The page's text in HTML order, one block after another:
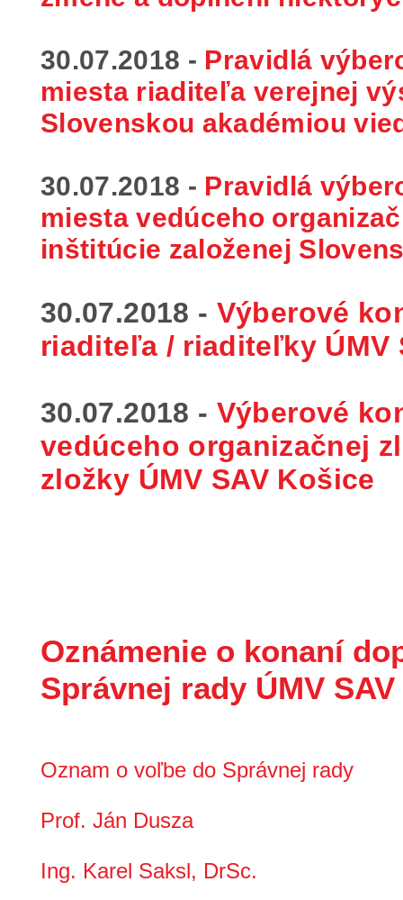
30.07.2018 - Pravidlá
miesta riaditeľa verejnej
Slovenskou akadémiou
30.07.2018 - Pravidlá
miesta vedúceho
inštitúcie založenej
30.07.2018 - Výberové
riaditeľa / riaditeľkyÚMV
30.07.2018 - Výberové
vedúceho organizačnej
zložky ÚMV SAV Košice
Oznámenie o konaní
Správnej rady ÚMV SAV
Oznam o voľbe do Správnej rady
Prof. Ján Dusza
Ing. Karel Saksl, DrSc.